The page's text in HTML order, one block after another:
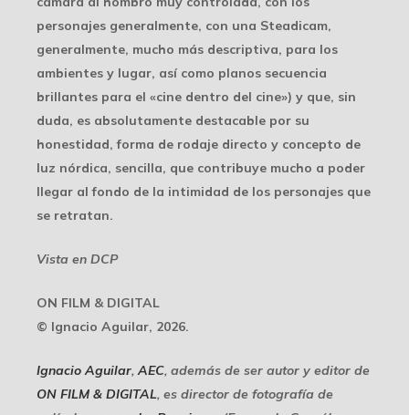
personajes generalmente, con una Steadicam,
generalmente, mucho más descriptiva, para los
ambientes y lugar, así como planos secuencia
brillantes para el «cine dentro del cine») y que, sin
duda, es absolutamente destacable por su
honestidad, forma de rodaje directo y concepto de
luz nórdica, sencilla, que contribuye mucho a poder
llegar al fondo de la intimidad de los personajes que
se retratan.
Vista en DCP
ON FILM & DIGITAL
© Ignacio Aguilar, 2026.
Ignacio Aguilar,AEC, además de ser autor y editor de
ON FILM & DIGITAL, es director de fotografía de